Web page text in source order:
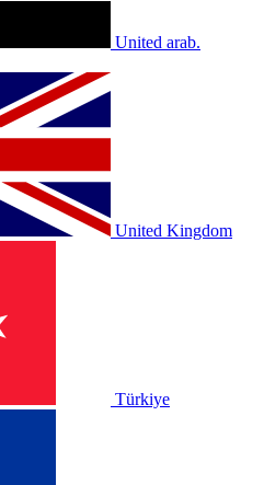
United arab.
United Kingdom
Türkiye